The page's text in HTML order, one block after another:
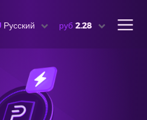
Русский руб 2.28